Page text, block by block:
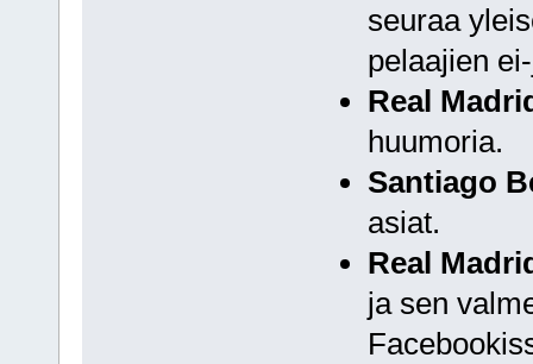
seuraa
pelaajien
Real
huumoria.
Santiago
asiat.
Real
ja sen